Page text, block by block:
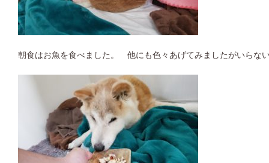
朝食はお魚を食べました。 他にも色々あげてみましたがいらな